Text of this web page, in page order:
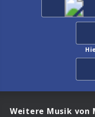
Weitere Musik von